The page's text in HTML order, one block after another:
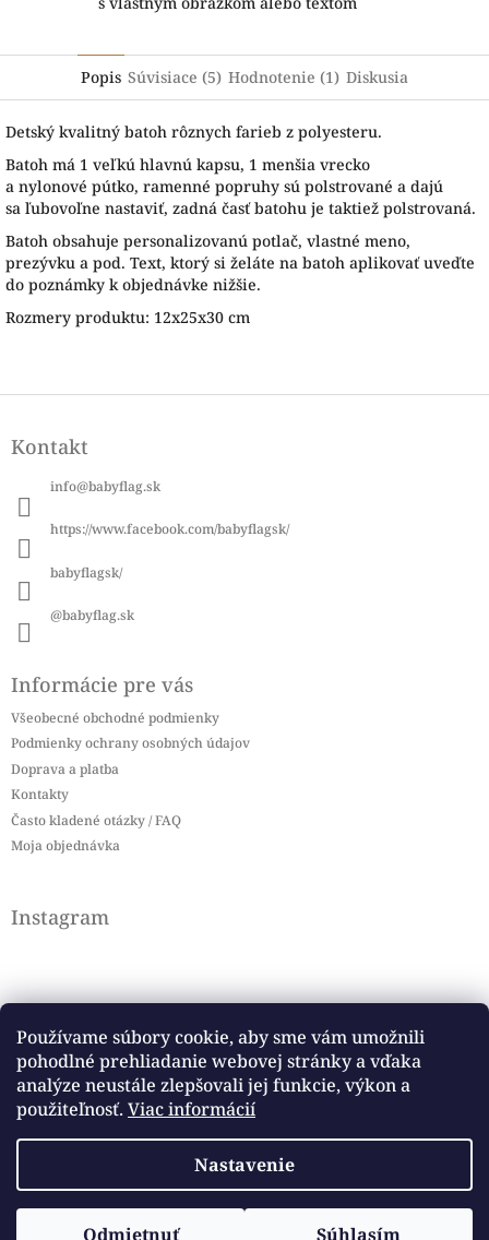
Používame súbory cookie, aby sme vám umožnili
pohodlné prehliadanie webovej stránky a vďaka
analýze neustále zlepšovali jej funkcie, výkon a
použiteľnosť. Viac informácií
Nastavenie
Odmietnuť Súhlasím
Popis Súvisiace (5) Hodnotenie (1) Diskusia
Detský kvalitný batoh rôznych farieb z polyesteru.
Batoh má 1 veľkú hlavnú kapsu, 1 menšia vrecko
a nylonové pútko, ramenné popruhy sú polstrované a dajú
sa ľubovoľne nastaviť, zadná časť batohu je taktiež polstrovaná.
Batoh obsahuje personalizovanú potlač, vlastné meno,
prezývku a pod. Text, ktorý si želáte na batoh aplikovať uveďte
do poznámky k objednávke nižšie.
Rozmery produktu: 12x25x30 cm
Z
pKontakt
info@babyflag.sk
https://www.facebook.com/babyflagsk/
babyflagsk/
@babyflag.sk
Informácie pre vás
Všeobecné obchodné podmienky
Podmienky ochrany osobných údajov
Doprava a platba
Kontakty
Často kladené otázky / FAQ
Moja objednávka
Instagram
Sledovať na Instagrame
Facebook
Vytvoril ShoptetCopyright 2026 . Všetky práva vyhradené.